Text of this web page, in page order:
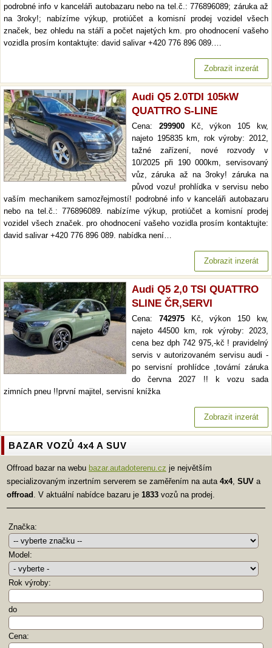
podrobné info v kanceláři autobazaru nebo na tel.č.: 776896089; záruka až
na 3roky!; nabízíme výkup, protiúčet a komisní prodej vozidel všech
značek, bez ohledu na stáří a počet najetých km. pro ohodnocení vašeho
vozidla prosím kontaktujte: david salivar +420 776 896 089.…
Zobrazit inzerát
Audi Q5 2.0TDI 105kW
QUATTRO S-LINE
Cena: 299900Kč, výkon 105 kw,
najeto 195835 km, rok výroby: 2012,
tažné zařízení, nové rozvody v
10/2025 při 190 000km, servisovaný
vůz, záruka až na 3roky! záruka na
původ vozu! prohlídka v servisu nebo
vaším mechanikem samozřejmostí! podrobné info v kanceláři autobazaru
nebo na tel.č.: 776896089. nabízíme výkup, protiúčet a komisní prodej
vozidel všech značek. pro ohodnocení vašeho vozidla prosím kontaktujte:
david salivar +420 776 896 089. nabídka není…
Zobrazit inzerát
Audi Q5 2,0 TSI QUATTRO
SLINE ČR,SERVI
Cena: 742975Kč, výkon 150 kw,
najeto 44500 km, rok výroby: 2023,
cena bez dph 742 975,-kč ! pravidelný
servis v autorizovaném servisu audi -
po servisní prohlídce ,tovární záruka
do června 2027 !! k vozu sada
zimních pneu !!první majitel, servisní knížka
Zobrazit inzerát
BAZAR VOZŮ 4x4 A SUV
Offroad bazar na webu bazar.autadoterenu.cz je největším
specializovaným inzertním serverem se zaměřením na auta 4x4, SUV a
offroad . V aktuální nabídce bazaru je 1833 vozů na prodej.
Značka:
Model:
Rok výroby:
do
Cena: